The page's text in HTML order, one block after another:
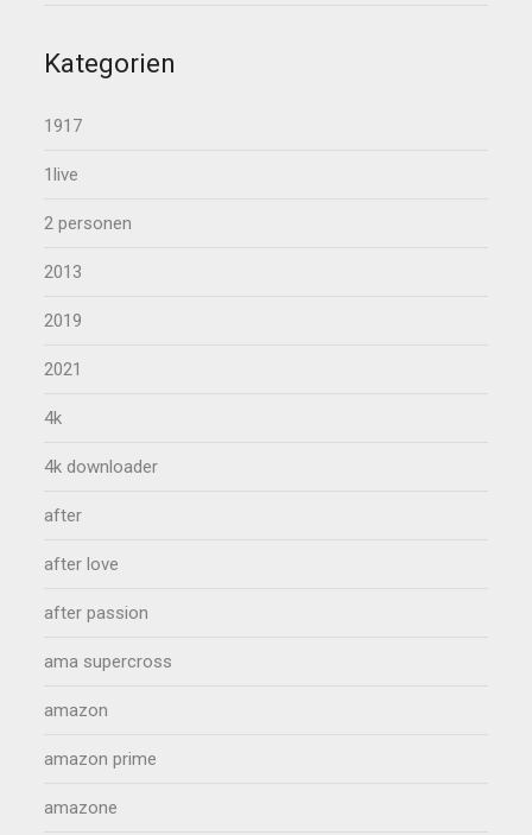
Kategorien
1917
1live
2 personen
2013
2019
2021
4k
4k downloader
after
after love
after passion
ama supercross
amazon
amazon prime
amazone